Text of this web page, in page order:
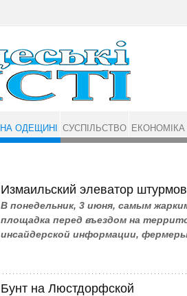
Измаильский элеватор
В понедельник, 3 июня, самым
площадка перед въездом на
инсайдерской информации,
Бунт на Люстдорфской
НА ОДЕЩИНІ СУСПІЛЬСТВО ЕКОНОМІКА